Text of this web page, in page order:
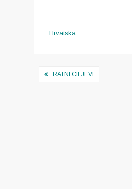
Hrvatska
Navigacija
RATNI CILJEVI